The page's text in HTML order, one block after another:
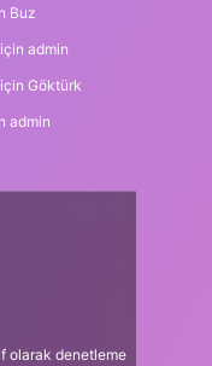
Buz
admin
Göktürk
admin
olarak denetleme